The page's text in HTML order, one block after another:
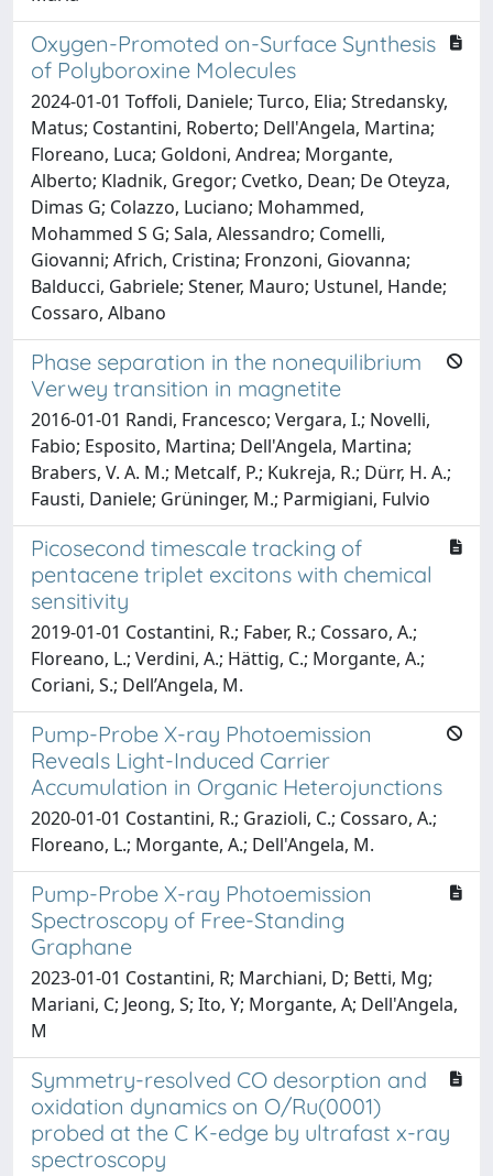
Oxygen-Promoted on-Surface Synthesis
of Polyboroxine Molecules
2024-01-01 Toffoli, Daniele; Turco, Elia; Stredansky,
Matus; Costantini, Roberto; Dell'Angela, Martina;
Floreano, Luca; Goldoni, Andrea; Morgante,
Alberto; Kladnik, Gregor; Cvetko, Dean; De Oteyza,
Dimas G; Colazzo, Luciano; Mohammed,
Mohammed S G; Sala, Alessandro; Comelli,
Giovanni; Africh, Cristina; Fronzoni, Giovanna;
Balducci, Gabriele; Stener, Mauro; Ustunel, Hande;
Cossaro, Albano
Phase separation in the nonequilibrium
Verwey transition in magnetite
2016-01-01 Randi, Francesco; Vergara, I.; Novelli,
Fabio; Esposito, Martina; Dell'Angela, Martina;
Brabers, V. A. M.; Metcalf, P.; Kukreja, R.; Dürr, H. A.;
Fausti, Daniele; Grüninger, M.; Parmigiani, Fulvio
Picosecond timescale tracking of
pentacene triplet excitons with chemical
sensitivity
2019-01-01 Costantini, R.; Faber, R.; Cossaro, A.;
Floreano, L.; Verdini, A.; Hӓttig, C.; Morgante, A.;
Coriani, S.; Dell’Angela, M.
Pump-Probe X-ray Photoemission
Reveals Light-Induced Carrier
Accumulation in Organic Heterojunctions
2020-01-01 Costantini, R.; Grazioli, C.; Cossaro, A.;
Floreano, L.; Morgante, A.; Dell'Angela, M.
Pump-Probe X-ray Photoemission
Spectroscopy of Free-Standing
Graphane
2023-01-01 Costantini, R; Marchiani, D; Betti, Mg;
Mariani, C; Jeong, S; Ito, Y; Morgante, A; Dell'Angela,
M
Symmetry-resolved CO desorption and
oxidation dynamics on O/Ru(0001)
probed at the C K-edge by ultrafast x-ray
spectroscopy